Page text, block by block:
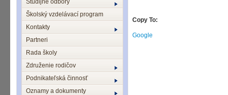
Študijné odbory
Školský vzdelávací program
Kontakty
Partneri
Rada školy
Združenie rodičov
Podnikateľská činnosť
Oznamy a dokumenty
Copy To:
Google